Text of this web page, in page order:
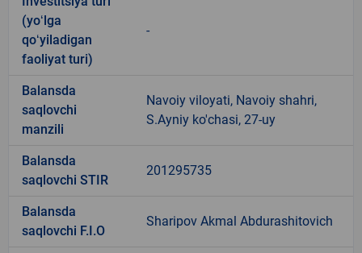
(yoʻlga
qoʻyiladigan
faoliyat turi)
-
Balansda
saqlovchi
manzili
Navoiy viloyati, Navoiy shahri,
S.Ayniy ko'chasi, 27-uy
Balansda
saqlovchi STIR
201295735
Balansda
saqlovchi F.I.O
Sharipov Akmal Abdurashitovich